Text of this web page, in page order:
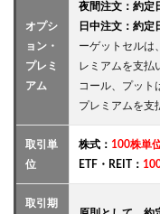
オプシ
ョン・
プレミ
アム
夜間注文：約定
日中注文：約定
ーゲットセルは
レミアムを支払
コール、プット
プレミアムを支
取引単
位
株式： 100株単
ETF・REIT：
取引期